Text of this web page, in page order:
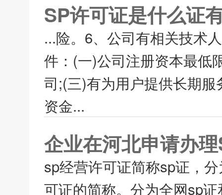
SP许可证是什么证
...险。6、公司有相关技术
件：(一)公司注册资本最低
司;(三)有为用户提供长期
资金...
企业在河北申请办
sp经营许可证简称sp证，
可证的简称。分为全网sp